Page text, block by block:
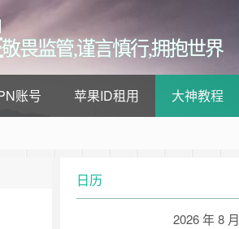
敬畏监管,谨言慎行,拥抱世界
账号 苹果ID租用 大神教程
日历
2026 年 8 月